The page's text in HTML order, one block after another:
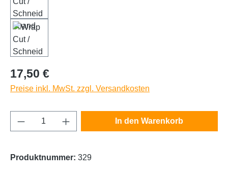
Regulärer Preis:
17,50 €
Preise inkl. MwSt. zzgl. Versandkosten
Produkt Anzahl: Gib den gewünschten
In den Warenkorb
Produktnummer: 329